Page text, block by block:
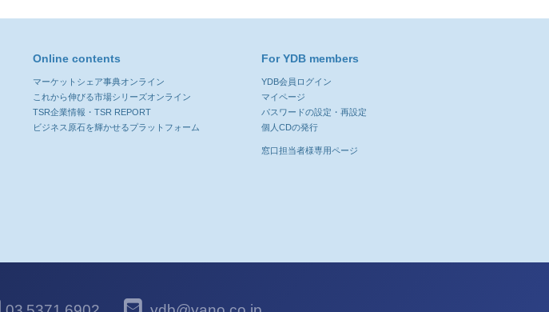
Online contents
マーケットシェア事典オンライン
これから伸びる市場シリーズオンライン
TSR企業情報・TSR REPORT
ビジネス原石を輝かせるプラットフォーム
For YDB members
YDB会員ログイン
マイページ
パスワードの設定・再設定
個人CDの発行
窓口担当者様専用ページ